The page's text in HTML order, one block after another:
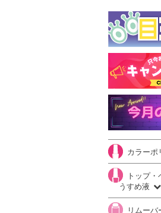
カラーポ
トップ・
うすめ液
リムーバ